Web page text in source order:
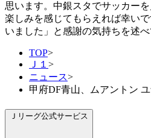
思います。中銀スタでサッカー
楽しみを感じてもらえれば幸い
いました」と感謝の気持ちを述べ
TOP>
Ｊ１ >
ニュース>
甲府DF青山、ムアントン
Ｊリーグ公式サービス